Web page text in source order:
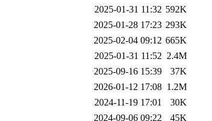
2025-01-31 11:32 592K
2025-01-28 17:23 293K
2025-02-04 09:12 665K
2025-01-31 11:52 2.4M
2025-09-16 15:39
37K
2026-01-12 17:08 1.2M
2024-11-19 17:01
30K
2024-09-06 09:22
45K